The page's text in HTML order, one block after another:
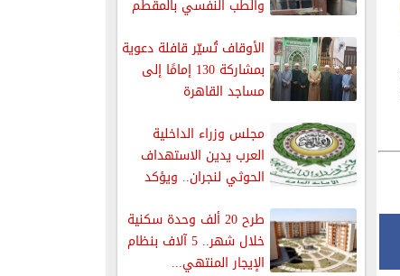
والطب النفسي بالمقطم
الأوقاف تُسيّر قافلة دعوية
بمشاركة 130 إمامًا إلى
مساجد القاهرة
مجلس وزراء الداخلية
العرب يدين الاستهداف
الحوثي لنجران.. ويؤكد
طرح 20 ألف وحدة سكنية
خلال شهر.. 5 آلاف بنظام
الإيجار المنتهي...